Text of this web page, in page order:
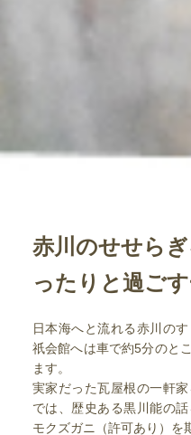
赤川のせせら
ったりと過ご
日本海へと流れる赤川の
祇会館へは車で約5分のと
ます。
実家だった瓦屋根の一軒
では、歴史ある黒川能の
モクズガニ（許可あり）を